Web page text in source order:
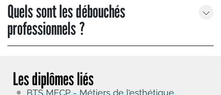
Quels sont les débouchés
professionnels ?
Les diplômes liés